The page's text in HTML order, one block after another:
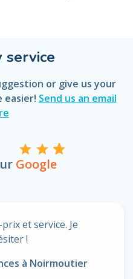
service
or give us your
easier! Send us an email
Google
et service. Je
!
à Noirmoutier